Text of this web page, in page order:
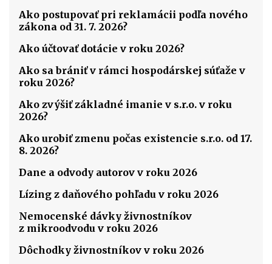
Ako postupovať pri reklamácii podľa nového
zákona od 31. 7. 2026?
Ako účtovať dotácie v roku 2026?
Ako sa brániť v rámci hospodárskej súťaže v
roku 2026?
Ako zvýšiť základné imanie v s.r.o. v roku
2026?
Ako urobiť zmenu počas existencie s.r.o. od 17.
8. 2026?
Dane a odvody autorov v roku 2026
Lízing z daňového pohľadu v roku 2026
Nemocenské dávky živnostníkov
z mikroodvodu v roku 2026
Dôchodky živnostníkov v roku 2026